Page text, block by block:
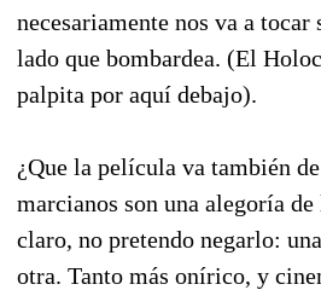
necesariamente nos va a tocar
lado que bombardea. (El
palpita por aquí debajo).
¿Que la película va también
marcianos son una alegoría
claro, no pretendo negarlo:
otra. Tanto más onírico, y